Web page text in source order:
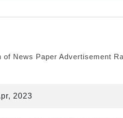
News Paper Advertisement
2023